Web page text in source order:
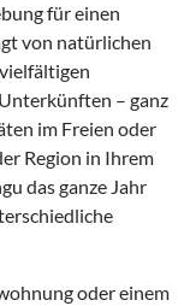
für einen
von natürlichen
– ganz
im Freien oder
Region in Ihrem
das ganze Jahr
oder einem